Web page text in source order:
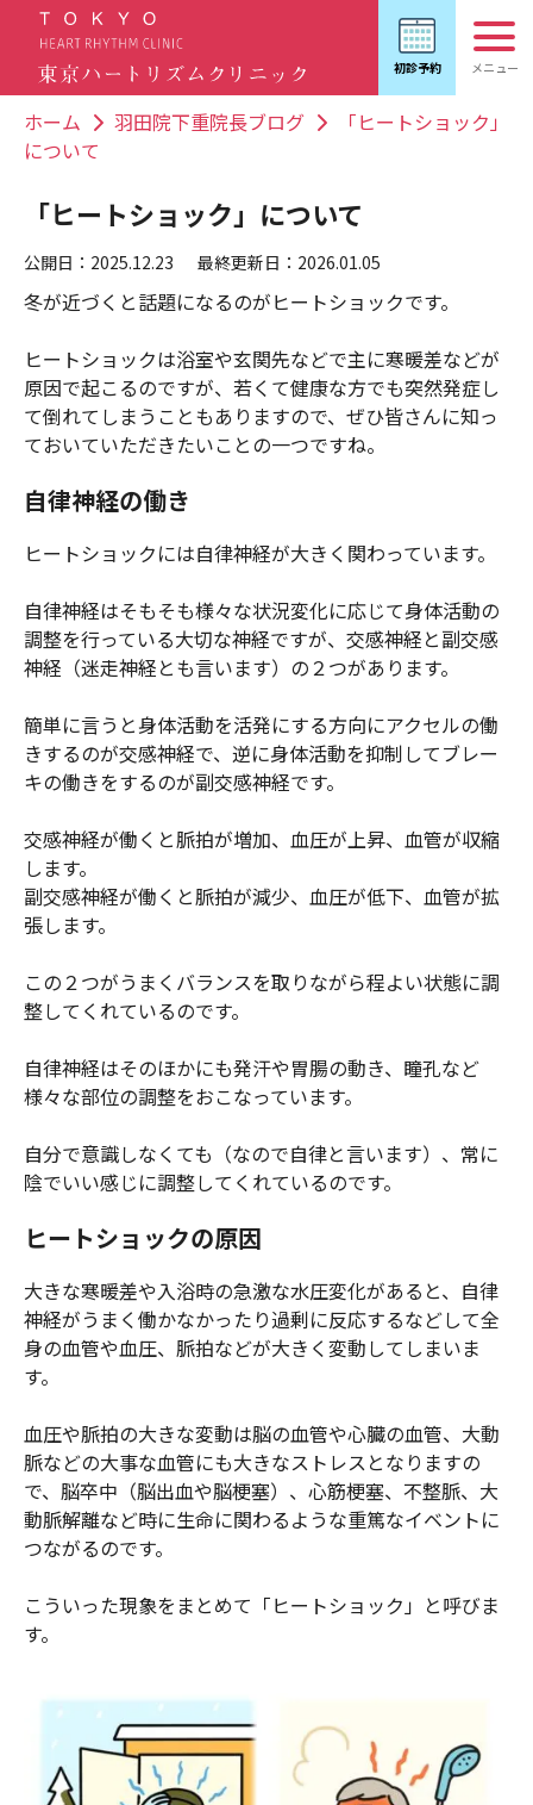
ホーム 羽田院下重院長ブログ
「ヒートショック」
について
「ヒートショック」について
公開日：2025.12.23 最終更新日：2026.01.05
冬が近づくと話題になるのがヒートショックです。
ヒートショックは浴室や玄関先などで主に寒暖差などが
原因で起こるのですが、若くて健康な方でも突然発症し
て倒れてしまうこともありますので、ぜひ皆さんに知っ
ておいていただきたいことの一つですね。
自律神経の働き
ヒートショックには自律神経が大きく関わっています。
自律神経はそもそも様々な状況変化に応じて身体活動の
調整を行っている大切な神経ですが、交感神経と副交感
神経（迷走神経とも言います）の２つがあります。
簡単に言うと身体活動を活発にする方向にアクセルの働
きするのが交感神経で、逆に身体活動を抑制してブレー
キの働きをするのが副交感神経です。
交感神経が働くと脈拍が増加、血圧が上昇、血管が収縮
します。
副交感神経が働くと脈拍が減少、血圧が低下、血管が拡
張します。
この２つがうまくバランスを取りながら程よい状態に調
整してくれているのです。
自律神経はそのほかにも発汗や胃腸の動き、瞳孔など
様々な部位の調整をおこなっています。
自分で意識しなくても（なので自律と言います）、常に
陰でいい感じに調整してくれているのです。
ヒートショックの原因
大きな寒暖差や入浴時の急激な水圧変化があると、自律
神経がうまく働かなかったり過剰に反応するなどして全
身の血管や血圧、脈拍などが大きく変動してしまいま
す。
血圧や脈拍の大きな変動は脳の血管や心臓の血管、大動
脈などの大事な血管にも大きなストレスとなりますの
で、脳卒中（脳出血や脳梗塞）、心筋梗塞、不整脈、大
動脈解離など時に生命に関わるような重篤なイベントに
つながるのです。
こういった現象をまとめて「ヒートショック」と呼びま
す。